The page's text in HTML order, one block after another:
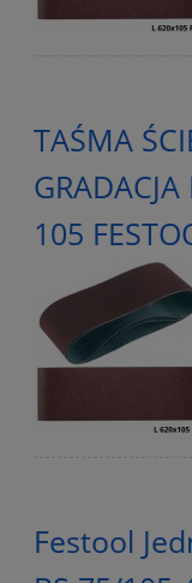
TAŚMA
105
Festool